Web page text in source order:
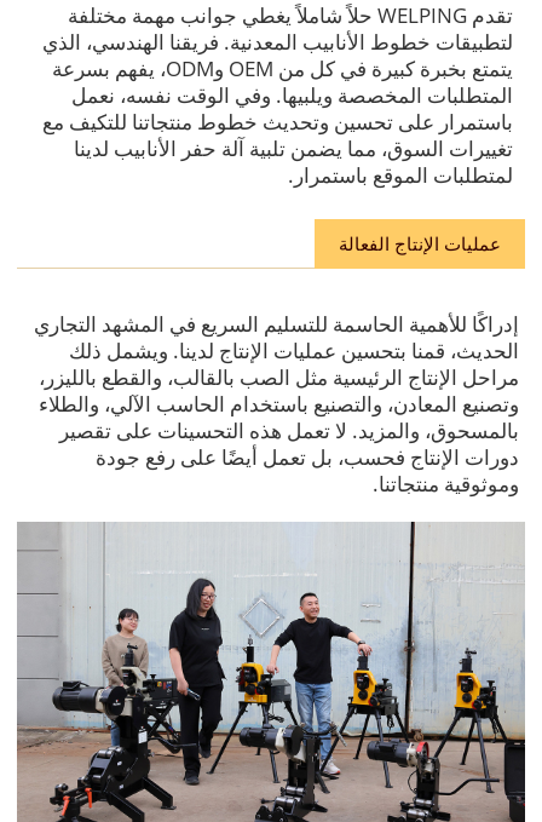
تقدم WELPING حلاً شاملاً يغطي جوانب مهمة مختلفة
لتطبيقات خطوط الأنابيب المعدنية. فريقنا الهندسي، الذي
يتمتع بخبرة كبيرة في كل من OEM وODM، يفهم بسرعة
المتطلبات المخصصة ويلبيها. وفي الوقت نفسه، نعمل
باستمرار على تحسين وتحديث خطوط منتجاتنا للتكيف مع
تغييرات السوق، مما يضمن تلبية آلة حفر الأنابيب لدينا
لمتطلبات الموقع باستمرار.
عمليات الإنتاج الفعالة
إدراكًا للأهمية الحاسمة للتسليم السريع في المشهد التجاري
الحديث، قمنا بتحسين عمليات الإنتاج لدينا. ويشمل ذلك
مراحل الإنتاج الرئيسية مثل الصب بالقالب، والقطع بالليزر،
وتصنيع المعادن، والتصنيع باستخدام الحاسب الآلي، والطلاء
بالمسحوق، والمزيد. لا تعمل هذه التحسينات على تقصير
دورات الإنتاج فحسب، بل تعمل أيضًا على رفع جودة
وموثوقية منتجاتنا.